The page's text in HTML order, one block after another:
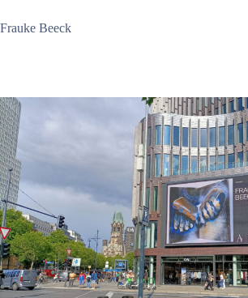
Inhalt
springen
Frauke Beeck